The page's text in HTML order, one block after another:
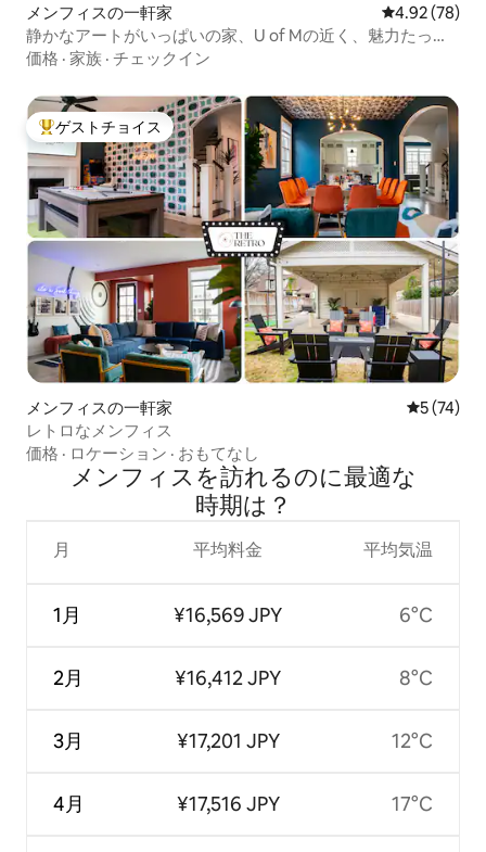
メンフィスの一軒家 レビュー78
4.92 (78)
静かなアートがいっぱいの家、U of Mの近く、魅力たっぷ
り！
価格 · 家族 · チェックイン
大好評のゲストチョイスです。
ゲストチョイス
メンフィスの一軒家 レビュー
5 (74)
レトロなメンフィス
価格 · ロケーション · おもてなし
メンフィスを訪⁠れ⁠るの⁠に最⁠適⁠な
時⁠期⁠は⁠？
月
1月
2月
3月
4月
平均料金
¥16,569 JPY
¥16,412 JPY
¥17,201 JPY
¥17,516 JPY
平均気温
6°C
8°C
12°C
17°C